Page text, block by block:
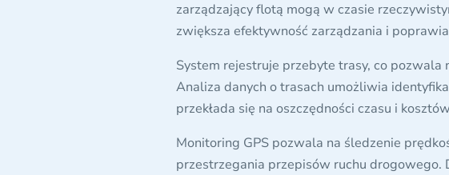
zarządzający flotą mogą w czasie
zwiększa efektywność zarządzania i
System rejestruje przebyte trasy, co
Analiza danych o trasach umożliwia
przekłada się na oszczędności czasu i
Monitoring GPS pozwala na śledzenie
przestrzegania przepisów ruchu drogowego.